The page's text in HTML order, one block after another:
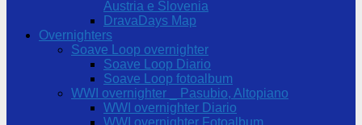
Austria e Slovenia
DravaDays Map
Overnighters
Soave Loop overnighter
Soave Loop Diario
Soave Loop fotoalbum
WWI overnighter _ Pasubio, Altopiano
WWI overnighter Diario
WWI overnighter Fotoalbum